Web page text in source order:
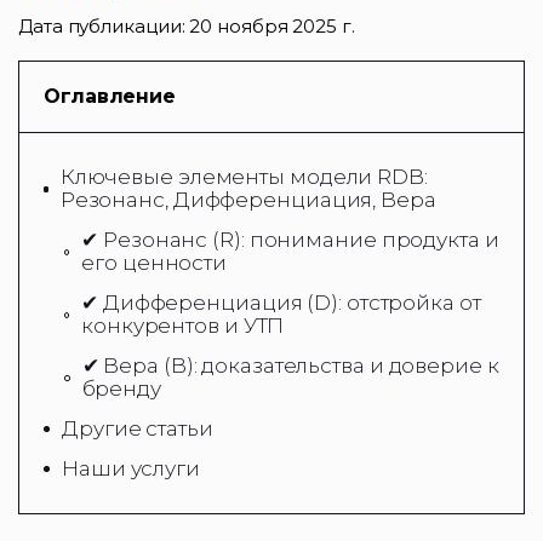
Дата публикации:20 ноября 2025 г.
Оглавление
Ключевые элементы модели RDB:
Резонанс, Дифференциация, Вера
✔ Резонанс (R): понимание продукта и
его ценности
✔ Дифференциация (D): отстройка от
конкурентов и УТП
✔ Вера (B): доказательства и доверие к
бренду
Другие статьи
Наши услуги